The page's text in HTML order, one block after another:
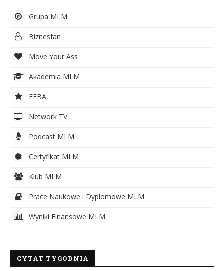
Grupa MLM
Biznesfan
Move Your Ass
Akademia MLM
EFBA
Network TV
Podcast MLM
Certyfikat MLM
Klub MLM
Prace Naukowe i Dyplomowe MLM
Wyniki Finansowe MLM
CYTAT TYGODNIA